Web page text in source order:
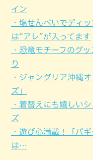
イン
・塩せんべいでディ
は“アレ”が入ってます
・恐竜モチーフのグ
り
・ジャングリア沖縄
ズ」
・着替えにも嬉しい
ズ
・遊び心満載！「バ
は…